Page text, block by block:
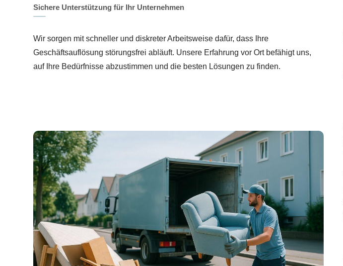
Sichere Unterstützung für Ihr Unternehmen
Wir sorgen mit schneller und diskreter Arbeitsweise dafür, dass Ihre
Geschäftsauflösung störungsfrei abläuft. Unsere Erfahrung vor Ort befähigt uns,
auf Ihre Bedürfnisse abzustimmen und die besten Lösungen zu finden.